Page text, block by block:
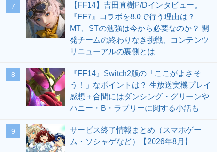
7
【FF14】吉田直樹P/Dインタビュー。
『FF7』コラボを8.0で行う理由は？
MT、STの勉強は今から必要なのか？ 開
発チームの終わりなき挑戦、コンテンツ
リニューアルの裏側とは
8
『FF14』Switch2版の「ここがよさそ
う！」なポイントは？ 生放送実機プレイ
感想＋合間にはダンシング・グリーンや
ハニー・B・ラブリーに関する小話も
9
サービス終了情報まとめ（スマホゲー
ム・ソシャゲなど）【2026年8月】